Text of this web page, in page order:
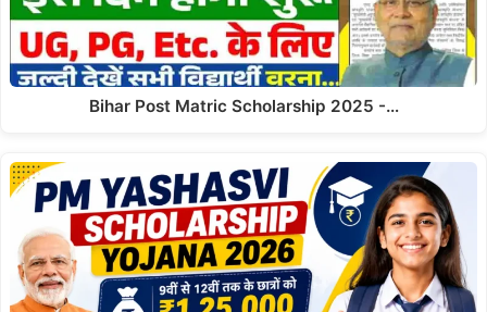
Bihar Post Matric Scholarship 2025 -…